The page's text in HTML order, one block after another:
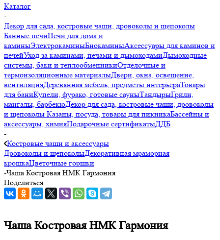
Каталог
-
Декор для сада, костровые чаши, дровоколы и щепоколы
Банные печиПечи для дома и
каминыЭлектрокаминыБиокаминыАксессуары для каминов и
печейУход за каминами, печами и дымоходамиДымоходные
системы, баки и теплообменникиОтделочные и
термоизоляционные материалыДвери, окна, освещение,
вентиляцияДеревянная мебель, предметы интерьераТовары
для баниКупели, фурако, готовые сауныТандырыГрили,
мангалы, барбекюДекор для сада, костровые чаши, дровоколы
и щепоколы Казаны, посуда, товары для пикникаБассейны и
аксессуары, химияПодарочные сертификатыДДБ
-
Костровые чаши и аксессуары
Дровоколы и щепоколыДекоративная мраморная
крошкаЦветочные горшки
-Чаша Костровая НМК Гармония
Поделиться
Чаша Костровая НМК Гармония